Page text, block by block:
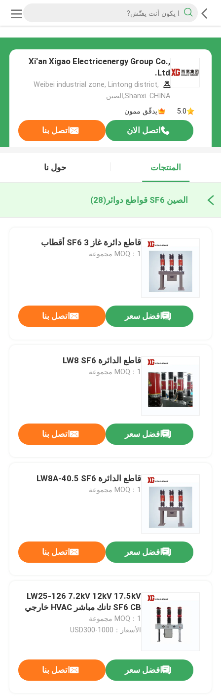
Xi'an Xigao Electricenergy Group Co.,
Ltd.
Weibei industrial zone, Lintong district,
Shanxi. CHINA,الصين
5.0
يدقّق ممون
اتصل الان اتصل بنا
المنتجات حول نا
الصين SF6 قواطع دوائر (28)
قاطع دائرة غاز SF6 3 أقطاب
MOQ：1 مجموعة
افضل سعر اتصل بنا
قاطع الدائرة LW8 SF6
MOQ：1 مجموعة
افضل سعر اتصل بنا
قاطع الدائرة LW8A-40.5 SF6
MOQ：1 مجموعة
افضل سعر اتصل بنا
LW25-126 7.2kV 12kV 17.5kV
SF6 CB تانك مباشر HVAC خارجي
MOQ：1 مجموعة
الأسعار：USD300-1000
افضل سعر اتصل بنا